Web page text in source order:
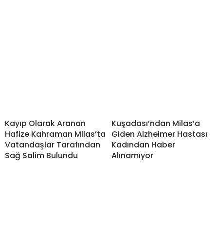
Kayıp Olarak Aranan
Hafize Kahraman Milas’ta
Vatandaşlar Tarafından
Sağ Salim Bulundu
Kuşadası’ndan Milas’a
Giden Alzheimer Hastası
Kadından Haber
Alınamıyor